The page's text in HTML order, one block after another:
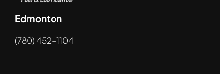
Edmonton
(780) 452-1104